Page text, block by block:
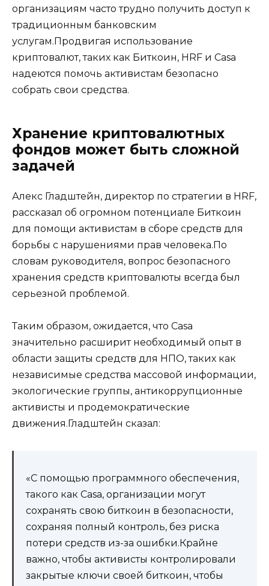
организациям часто трудно получить доступ к
традиционным банковским
услугам.Продвигая использование
криптовалют, таких как Биткоин, HRF и Casa
надеются помочь активистам безопасно
собрать свои средства.
Хранение криптовалютных
фондов может быть сложной
задачей
Алекс Гладштейн, директор по стратегии в HRF,
рассказал об огромном потенциале Биткоин
для помощи активистам в сборе средств для
борьбы с нарушениями прав человека.По
словам руководителя, вопрос безопасного
хранения средств криптовалюты всегда был
серьезной проблемой.
Таким образом, ожидается, что Casa
значительно расширит необходимый опыт в
области защиты средств для НПО, таких как
независимые средства массовой информации,
экологические группы, антикоррупционные
активисты и продемократические
движения.Гладштейн сказал:
«С помощью программного обеспечения,
такого как Casa, организации могут
сохранять свою биткоин в безопасности,
сохраняя полный контроль, без риска
потери средств из-за ошибки.Крайне
важно, чтобы активисты контролировали
закрытые ключи своей биткоин, чтобы